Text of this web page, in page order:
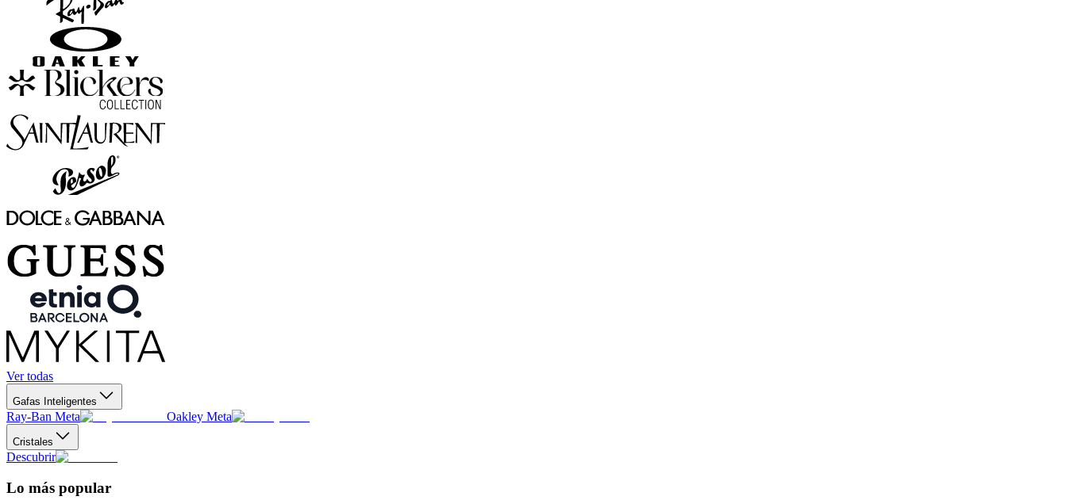
Ver todas
Gafas Inteligentes
Ray-Ban Meta Oakley Meta
Cristales
Descubrir
Lo más popular